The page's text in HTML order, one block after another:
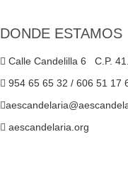
DONDE ESTAMOS
Calle Candelilla 6 C.P.
954 65 65 32 / 606 51 17
aescandelaria.org